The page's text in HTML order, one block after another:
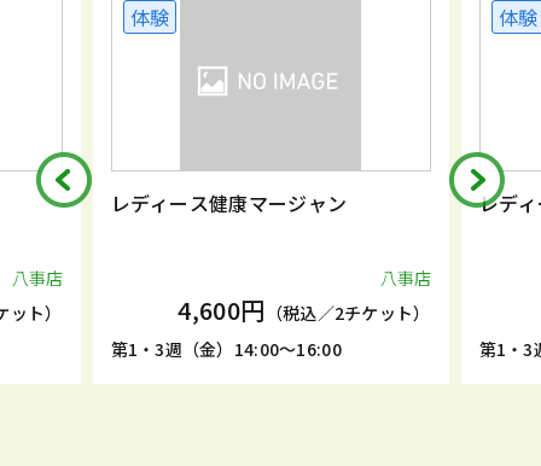
八事店
ト）
体験
レディース健康マージャン
八事店
4,600円 （税込／2チケット）
第1・3週（金）14:00～16:00
体験
レデ
第1・3